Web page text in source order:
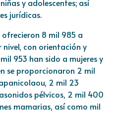
y adolescentes; así
jurídicas.
ofrecieron 8 mil 985 a
nivel, con orientación y
953 han sido a mujeres y
se proporcionaron 2 mil
2 mil 23
pélvicos, 2 mil 400
mamarias, así como mil